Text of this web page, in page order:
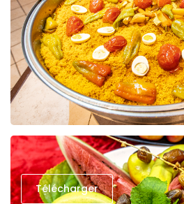
Télécharger